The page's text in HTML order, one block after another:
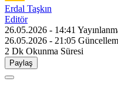
Erdal Taşkın
Editör
26.05.2026 - 14:41
26.05.2026 - 21:05
2 Dk Okunma Süresi
Paylaş